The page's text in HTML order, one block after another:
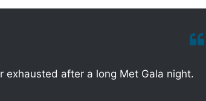
exhausted after a long Met Gala night.